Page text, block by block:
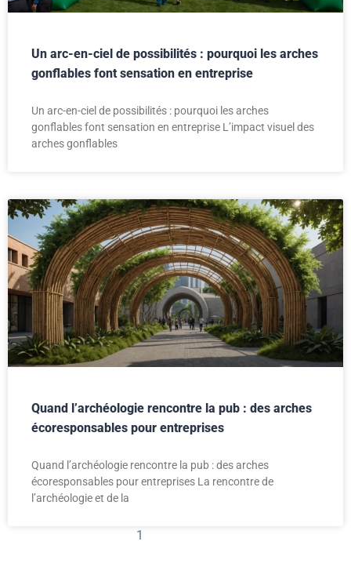
Un arc-en-ciel de possibilités : pourquoi les arches
gonflables font sensation en entreprise
Un arc-en-ciel de possibilités : pourquoi les arches
gonflables font sensation en entreprise L’impact visuel des
arches gonflables
Quand l’archéologie rencontre la pub : des arches
écoresponsables pour entreprises
Quand l’archéologie rencontre la pub : des arches
écoresponsables pour entreprises La rencontre de
l’archéologie et de la
1